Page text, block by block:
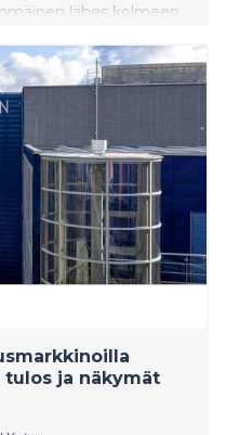
lähes kolmeen
tulos ja näkymät